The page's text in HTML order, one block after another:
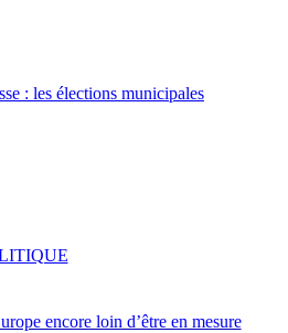
: les élections municipales
encore loin d’être en mesure